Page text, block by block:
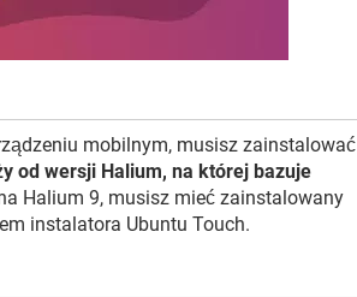
mobilnym, musisz zainstalować
od wersji Halium, na której bazuje
Halium 9, musisz mieć zainstalowany
instalatora Ubuntu Touch.